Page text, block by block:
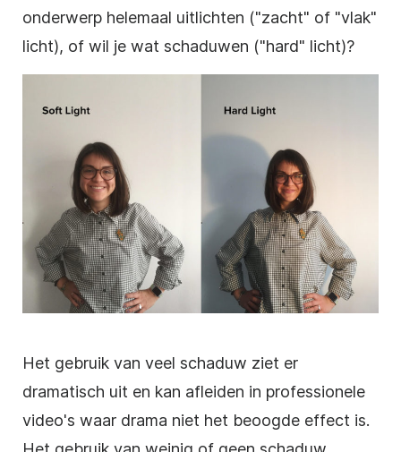
onderwerp helemaal uitlichten ("zacht" of "vlak"
licht), of wil je wat schaduwen ("hard" licht)?
Het gebruik van veel schaduw ziet er
dramatisch uit en kan afleiden in professionele
video's waar drama niet het beoogde effect is.